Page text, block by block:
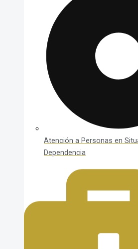
Atención a Personas en
Dependencia